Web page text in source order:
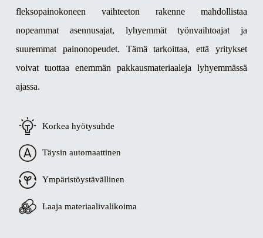
fleksopainokoneen vaihteeton rakenne mahdollistaa
nopeammat asennusajat, lyhyemmät työnvaihtoajat ja
suuremmat painonopeudet. Tämä tarkoittaa, että yritykset
voivat tuottaa enemmän pakkausmateriaaleja lyhyemmässä
ajassa.
Korkea hyötysuhde
Täysin automaattinen
Ympäristöystävällinen
Laaja materiaalivalikoima